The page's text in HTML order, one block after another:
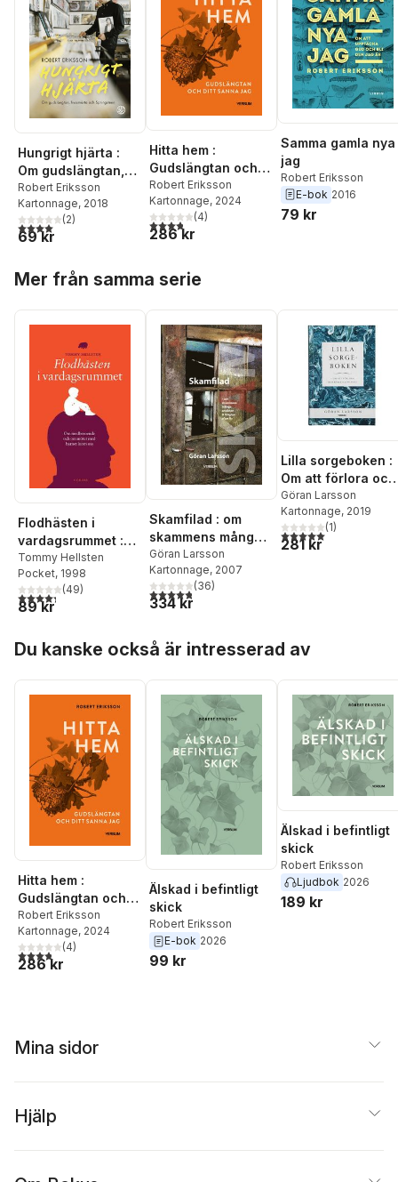
Hungrigt hjärta :
Om gudslängtan,
livssmärta och
Springsteen
Robert Eriksson
Kartonnage, 2018
4,0utav 5 stjärnor. Totalt antal röster:
(2)
69 kr
Hitta hem :
Gudslängtan och
ditt sanna jag
Robert Eriksson
Kartonnage, 2024
3,8utav 5 stjärnor. Totalt antal röster:
(4)
286 kr
Samma gamla nya
jag
Robert Eriksson
E-bok 2016
79 kr
Mer från samma serie
Flodhästen i
vardagsrummet :
om medberoende
och om mötet med
barnet inom oss
Tommy Hellsten
Pocket, 1998
4,3utav 5 stjärnor. Totalt antal röster:
(49)
89 kr
Skamfilad : om
skammens många
ansikten & längtan
efter liv
Göran Larsson
Kartonnage, 2007
4,8utav 5 stjärnor. Totalt antal röster:
(36)
334 kr
Lilla sorgeboken :
Om att förlora och
börja om på nytt
Göran Larsson
Kartonnage, 2019
5,0utav 5 stjärnor.
(1)
281 kr
Du kanske också är intresserad av
Hitta hem :
Gudslängtan och
ditt sanna jag
Robert Eriksson
Kartonnage, 2024
3,8utav 5 stjärnor. Totalt antal röster:
(4)
286 kr
Älskad i befintligt
skick
Robert Eriksson
E-bok 2026
99 kr
Älskad i befintligt
skick
Robert Eriksson
Ljudbok 2026
189 kr
Mina sidor
Hjälp